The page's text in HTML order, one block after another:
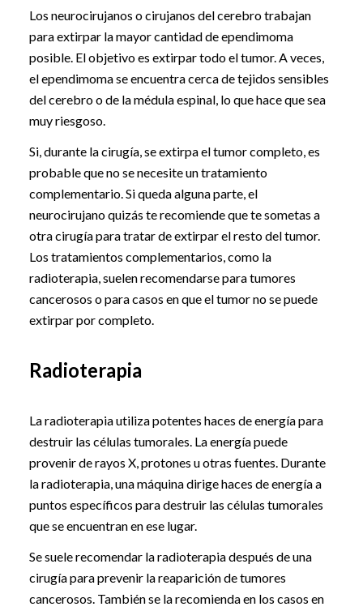
Los neurocirujanos o cirujanos del cerebro trabajan
para extirpar la mayor cantidad de ependimoma
posible. El objetivo es extirpar todo el tumor. A veces,
el ependimoma se encuentra cerca de tejidos sensibles
del cerebro o de la médula espinal, lo que hace que sea
muy riesgoso.
Si, durante la cirugía, se extirpa el tumor completo, es
probable que no se necesite un tratamiento
complementario. Si queda alguna parte, el
neurocirujano quizás te recomiende que te sometas a
otra cirugía para tratar de extirpar el resto del tumor.
Los tratamientos complementarios, como la
radioterapia, suelen recomendarse para tumores
cancerosos o para casos en que el tumor no se puede
extirpar por completo.
Radioterapia
La radioterapia utiliza potentes haces de energía para
destruir las células tumorales. La energía puede
provenir de rayos X, protones u otras fuentes. Durante
la radioterapia, una máquina dirige haces de energía a
puntos específicos para destruir las células tumorales
que se encuentran en ese lugar.
Se suele recomendar la radioterapia después de una
cirugía para prevenir la reaparición de tumores
cancerosos. También se la recomienda en los casos en